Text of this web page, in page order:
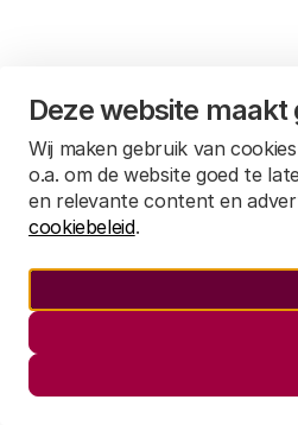
Deze website
Wij maken gebruik van
o.a. om de website goed te
en relevante content en
cookiebeleid.